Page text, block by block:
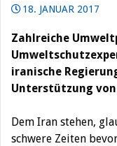
18. JANUAR 2017
Zahlreiche
iranische
Unterstützung
Dem Iran stehen,
schwere Zeiten